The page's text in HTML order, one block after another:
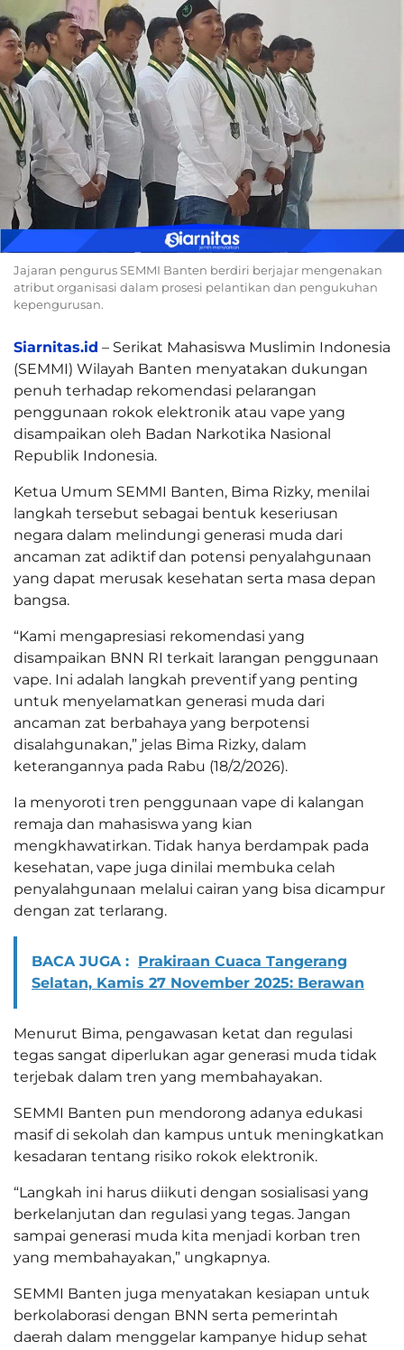
Jajaran pengurus SEMMI Banten berdiri berjajar mengenakan
atribut organisasi dalam prosesi pelantikan dan pengukuhan
kepengurusan.
Siarnitas.id – Serikat Mahasiswa Muslimin Indonesia
(SEMMI) Wilayah Banten menyatakan dukungan
penuh terhadap rekomendasi pelarangan
penggunaan rokok elektronik atau vape yang
disampaikan oleh Badan Narkotika Nasional
Republik Indonesia.
Ketua Umum SEMMI Banten, Bima Rizky, menilai
langkah tersebut sebagai bentuk keseriusan
negara dalam melindungi generasi muda dari
ancaman zat adiktif dan potensi penyalahgunaan
yang dapat merusak kesehatan serta masa depan
bangsa.
“Kami mengapresiasi rekomendasi yang
disampaikan BNN RI terkait larangan penggunaan
vape. Ini adalah langkah preventif yang penting
untuk menyelamatkan generasi muda dari
ancaman zat berbahaya yang berpotensi
disalahgunakan,” jelas Bima Rizky, dalam
keterangannya pada Rabu (18/2/2026).
Ia menyoroti tren penggunaan vape di kalangan
remaja dan mahasiswa yang kian
mengkhawatirkan. Tidak hanya berdampak pada
kesehatan, vape juga dinilai membuka celah
penyalahgunaan melalui cairan yang bisa dicampur
dengan zat terlarang.
BACA JUGA : Prakiraan Cuaca Tangerang
Selatan, Kamis 27 November 2025: Berawan
Menurut Bima, pengawasan ketat dan regulasi
tegas sangat diperlukan agar generasi muda tidak
terjebak dalam tren yang membahayakan.
SEMMI Banten pun mendorong adanya edukasi
masif di sekolah dan kampus untuk meningkatkan
kesadaran tentang risiko rokok elektronik.
“Langkah ini harus diikuti dengan sosialisasi yang
berkelanjutan dan regulasi yang tegas. Jangan
sampai generasi muda kita menjadi korban tren
yang membahayakan,” ungkapnya.
SEMMI Banten juga menyatakan kesiapan untuk
berkolaborasi dengan BNN serta pemerintah
daerah dalam menggelar kampanye hidup sehat